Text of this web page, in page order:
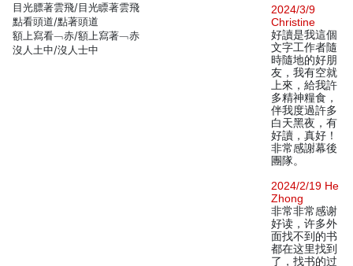
目光膘著雲飛/目光瞟著雲飛
點看頭道/點著頭道
額上寫看﹁赤/額上寫著﹁赤
沒人土中/沒人士中
2024/3/9
Christine
好讀是我這個
文字工作者隨
時隨地的好朋
友，我有空就
上來，給我許
多精神糧食，
伴我度過許多
白天黑夜，有
好讀，真好！
非常感謝幕後
團隊。
2024/2/19 He
Zhong
非常非常感谢
好读，许多外
面找不到的书
都在这里找到
了，找书的过